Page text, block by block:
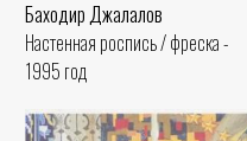
Баходир Джалалов
Настенная роспись / фреска -
1995 год